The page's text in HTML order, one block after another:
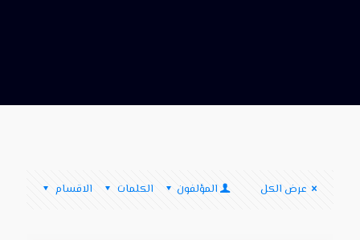
الاقسام الكلمات المؤلفون عرض الكل